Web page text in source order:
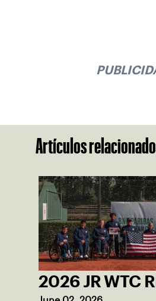
Artículos
2026 JR WTC